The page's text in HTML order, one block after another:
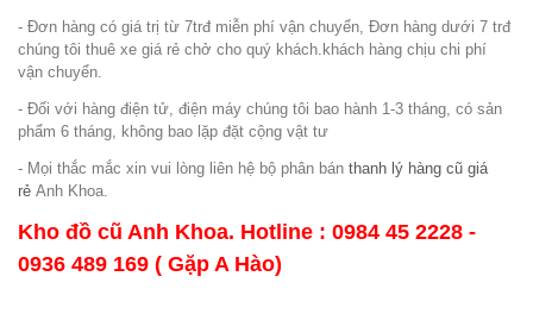
- Đơn hàng có giá trị từ 7trđ miễn phí vận chuyển, Đơn hàng dưới 7 trđ
chúng tôi thuê xe giá rẻ chở cho quý khách.khách hàng chịu chi phí
vận chuyển.
- Đối với hàng điện tử, điện máy chúng tôi bao hành 1-3 tháng, có sản
phẩm 6 tháng, không bao lặp đặt cộng vật tư
- Mọi thắc mắc xin vui lòng liên hệ bộ phân bán thanh lý hàng cũ giá
rẻ Anh Khoa.
Kho đồ cũ Anh Khoa. Hotline : 0984 45 2228 -
0936 489 169 ( Gặp A Hào)